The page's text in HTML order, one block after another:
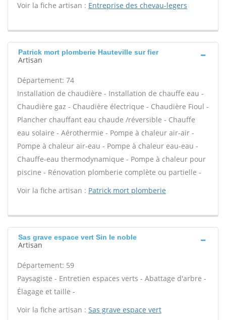
Voir la fiche artisan : Entreprise des chevau-legers
Patrick mort plomberie Hauteville sur fier
Artisan
Département: 74
Installation de chaudière - Installation de chauffe eau -
Chaudière gaz - Chaudière électrique - Chaudière Fioul -
Plancher chauffant eau chaude /réversible - Chauffe
eau solaire - Aérothermie - Pompe à chaleur air-air -
Pompe à chaleur air-eau - Pompe à chaleur eau-eau -
Chauffe-eau thermodynamique - Pompe à chaleur pour
piscine - Rénovation plomberie complète ou partielle -
Voir la fiche artisan : Patrick mort plomberie
Sas grave espace vert Sin le noble
Artisan
Département: 59
Paysagiste - Entretien espaces verts - Abattage d'arbre -
Élagage et taille -
Voir la fiche artisan : Sas grave espace vert